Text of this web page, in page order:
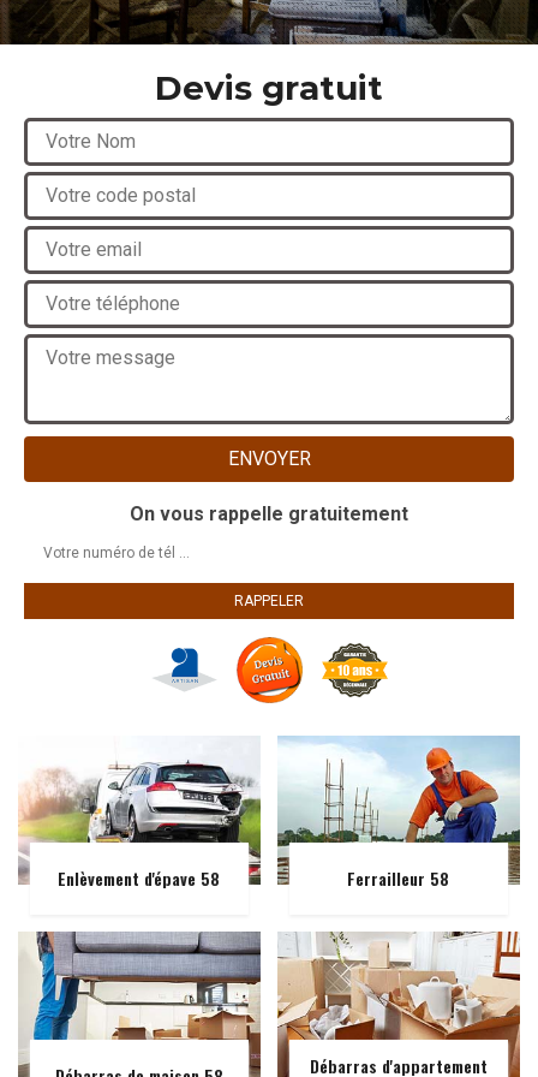
Devis gratuit
On vous rappelle gratuitement
Enlèvement d'épave 58 Ferrailleur 58
Débarras d'appartement